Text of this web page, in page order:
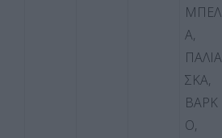
ΜΠΕΛ
Α,
ΠΑΛΙΑ
ΣΚΑ,
ΒΑΡΚ
Ο,